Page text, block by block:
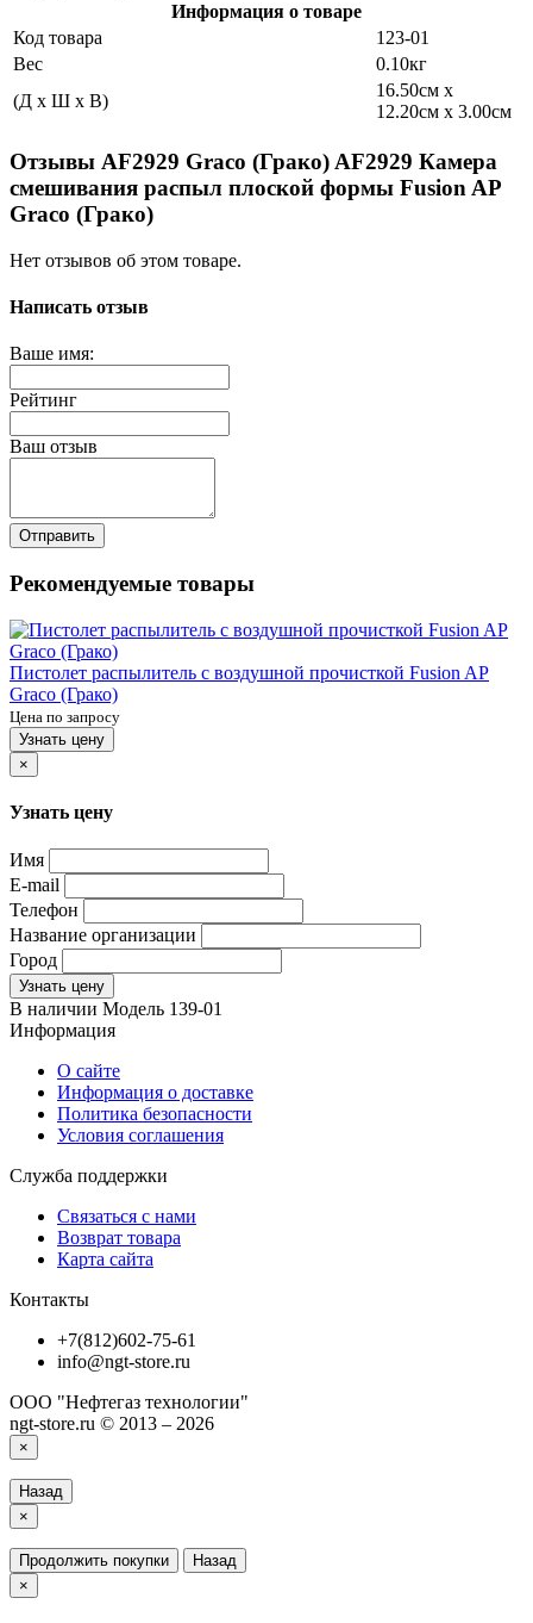
Информация о товаре
Код товара
123-01
Вес
0.10кг
(Д x Ш x В)
16.50см x
12.20см x 3.00см
Отзывы AF2929 Graco (Грако) AF2929 Камера
смешивания распыл плоской формы Fusion AP
Graco (Грако)
Нет отзывов об этом товаре.
Написать отзыв
Ваше имя:
Рейтинг
Ваш отзыв
Отправить
Рекомендуемые товары
Пистолет распылитель с воздушной прочисткой Fusion AP
Graco (Грако)
Цена по запросу
Узнать цену
×
Узнать цену
Имя
E-mail
Телефон
Название организации
Город
Узнать цену
В наличии Модель 139-01
Информация
О сайте
Информация о доставке
Политика безопасности
Условия соглашения
Служба поддержки
Связаться с нами
Возврат товара
Карта сайта
Контакты
+7(812)602-75-61
info@ngt-store.ru
ООО "Нефтегаз технологии"
ngt-store.ru © 2013 – 2026
×
Назад
×
Продолжить покупки
Назад
×